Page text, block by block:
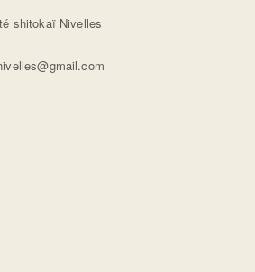
shitokaï Nivelles